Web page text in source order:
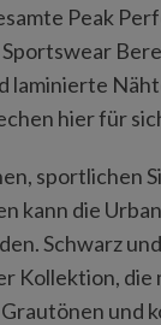
Peak
Sportswear
laminierte
hier für
sportlichen
kann die
Schwarz
Kollektion, die
und